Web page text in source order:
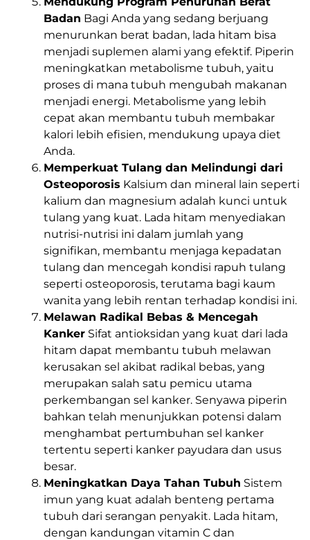
Badan Bagi Anda yang sedang berjuang
menurunkan berat badan, lada hitam bisa
menjadi suplemen alami yang efektif. Piperin
meningkatkan metabolisme tubuh, yaitu
proses di mana tubuh mengubah makanan
menjadi energi. Metabolisme yang lebih
cepat akan membantu tubuh membakar
kalori lebih efisien, mendukung upaya diet
Anda.
Memperkuat Tulang dan Melindungi dari
Osteoporosis Kalsium dan mineral lain seperti
kalium dan magnesium adalah kunci untuk
tulang yang kuat. Lada hitam menyediakan
nutrisi-nutrisi ini dalam jumlah yang
signifikan, membantu menjaga kepadatan
tulang dan mencegah kondisi rapuh tulang
seperti osteoporosis, terutama bagi kaum
wanita yang lebih rentan terhadap kondisi ini.
Melawan Radikal Bebas & Mencegah
Kanker Sifat antioksidan yang kuat dari lada
hitam dapat membantu tubuh melawan
kerusakan sel akibat radikal bebas, yang
merupakan salah satu pemicu utama
perkembangan sel kanker. Senyawa piperin
bahkan telah menunjukkan potensi dalam
menghambat pertumbuhan sel kanker
tertentu seperti kanker payudara dan usus
besar.
Meningkatkan Daya Tahan Tubuh Sistem
imun yang kuat adalah benteng pertama
tubuh dari serangan penyakit. Lada hitam,
dengan kandungan vitamin C dan